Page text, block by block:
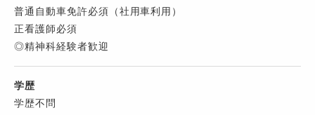
普通自動車免許必須（社用車利用）
正看護師必須
◎精神科経験者歓迎
学歴
学歴不問